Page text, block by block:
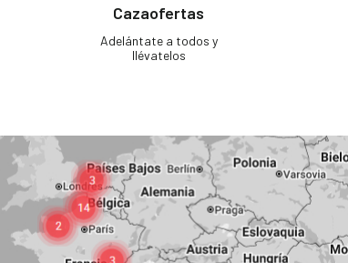
Cazaofertas
Adelántate a todos y
llévatelos